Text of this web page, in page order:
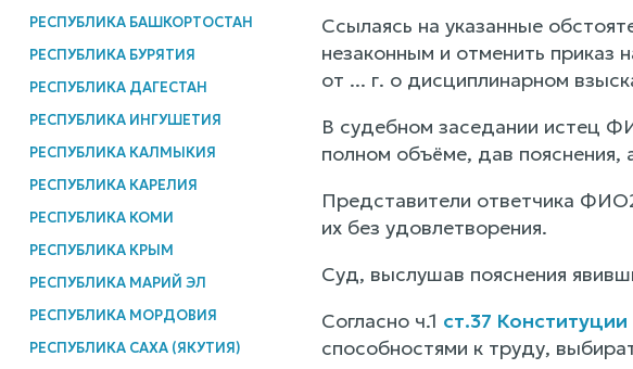
РЕСПУБЛИКА БАШКОРТОСТАН
РЕСПУБЛИКА БУРЯТИЯ
РЕСПУБЛИКА ДАГЕСТАН
РЕСПУБЛИКА ИНГУШЕТИЯ
РЕСПУБЛИКА КАЛМЫКИЯ
РЕСПУБЛИКА КАРЕЛИЯ
РЕСПУБЛИКА КОМИ
РЕСПУБЛИКА КРЫМ
РЕСПУБЛИКА МАРИЙ ЭЛ
РЕСПУБЛИКА МОРДОВИЯ
РЕСПУБЛИКА САХА (ЯКУТИЯ)
Ссылаясь на указанные
незаконным и отменить приказ
от ... г. о дисциплинарном
В судебном заседании истец
полном объёме, дав пояснения,
Представители ответчика
их без удовлетворения.
Суд, выслушав пояснения
Согласно ч.1 ст.37
способностями к труду,